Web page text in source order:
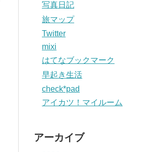
写真日記
旅マップ
Twitter
mixi
はてなブックマーク
早起き生活
check*pad
アイカツ！マイルーム
アーカイブ